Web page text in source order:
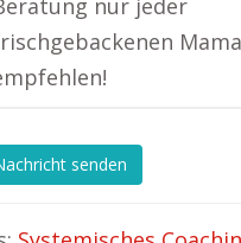
nur jeder
Mama
senden